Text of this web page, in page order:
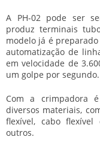
A PH-02 pode ser
produz terminais
modelo já é
automatização de
em velocidade de
um golpe por segundo.
Com a crimpadora
diversos materiais,
flexível, cabo
outros.